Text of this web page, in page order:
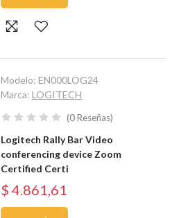
Modelo:EN000LOG24
Marca:LOGITECH
(0Reseñas)
Logitech Rally Bar Video
conferencing device Zoom
Certified Certi
$ 4.861,61